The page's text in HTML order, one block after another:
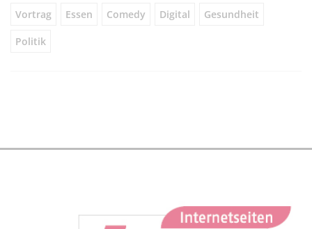
Vortrag Essen Comedy Digital Gesundheit
Politik